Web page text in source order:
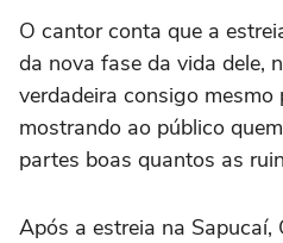
O cantor conta que a
da nova fase da vida dele,
verdadeira consigo mesmo
mostrando ao público
partes boas quantos as
Após a estreia na Sapucaí,